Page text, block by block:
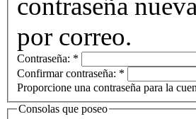
contraseña
por correo.
Contraseña: *
Confirmar contraseña: *
Proporcione una contraseña para la
Consolas que poseo